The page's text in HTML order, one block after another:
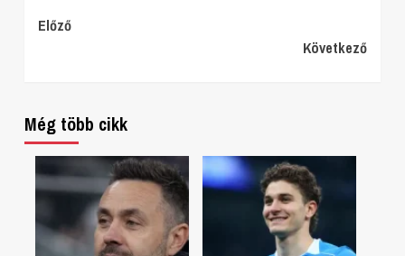
Continue
Előző
Következő
Még több cikk